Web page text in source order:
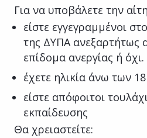
Για να υποβάλετε την
είστε εγγεγραμμένοι
της ΔΥΠΑ ανεξαρτήτως
επίδομα ανεργίας ή όχι.
έχετε ηλικία άνω των
είστε απόφοιτοι
εκπαίδευσης
Θα χρειαστείτε: